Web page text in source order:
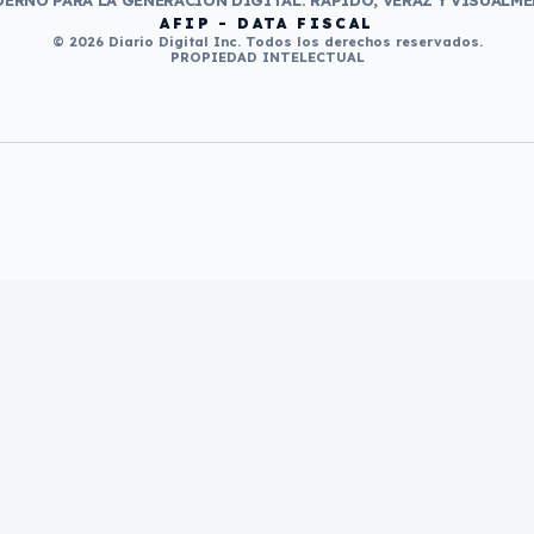
AFIP - DATA FISCAL
© 2026 Diario Digital Inc. Todos los derechos reservados.
PROPIEDAD INTELECTUAL